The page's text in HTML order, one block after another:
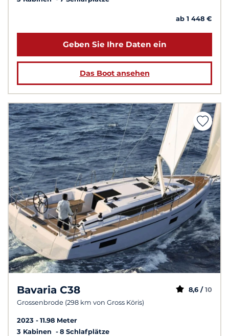
ab 1 448 €
Geben Sie Ihre Daten ein
Das Boot ansehen
Bavaria C38
Grossenbrode (298 km von Gross Köris)
8,6 / 10
2023
11.98 Meter
3 Kabinen
8 Schlafplätze